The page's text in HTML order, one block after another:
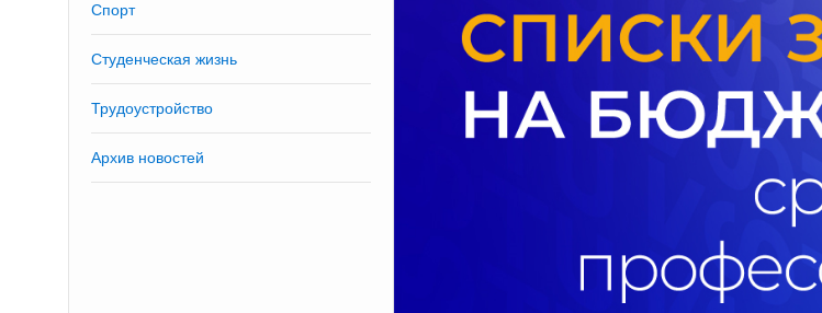
Спорт
Студенческая жизнь
Трудоустройство
Архив новостей